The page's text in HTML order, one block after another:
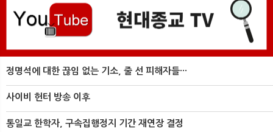
정명석에 대한 끊임 없는 기소, 줄 선 피해자들···
사이비 헌터 방송 이후
통일교 한학자, 구속집행정지 기간 재연장 결정